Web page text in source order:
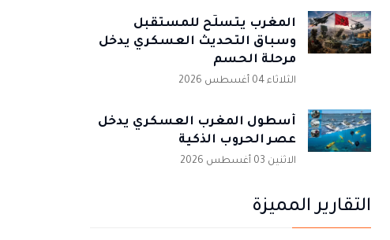
المغرب يتسلّح للمستقبل
وسباق التحديث العسكري يدخل
مرحلة الحسم
الثلاثاء 04 أغسطس 2026
أسطول المغرب العسكري يدخل
عصر الحروب الذكية
الاثنين 03 أغسطس 2026
التقارير المميزة